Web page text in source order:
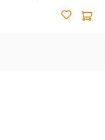
und einen
der ermutigende
Liebe und sein